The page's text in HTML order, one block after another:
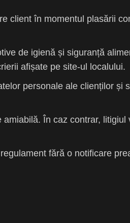
client în momentul plasării
de igienă și siguranță
afișate pe site-ul localului.
personale ale clienților și
În caz contrar,
fără o notificare